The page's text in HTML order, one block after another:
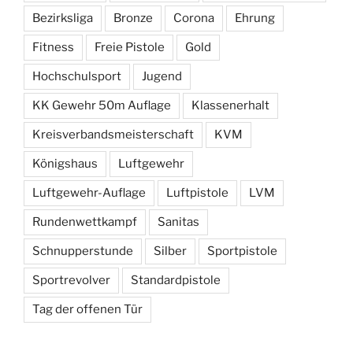
Bezirksliga Bronze Corona Ehrung
Fitness Freie Pistole Gold
Hochschulsport Jugend
KK Gewehr 50m Auflage Klassenerhalt
Kreisverbandsmeisterschaft KVM
Königshaus Luftgewehr
Luftgewehr-Auflage Luftpistole LVM
Rundenwettkampf Sanitas
Schnupperstunde Silber Sportpistole
Sportrevolver Standardpistole
Tag der offenen Tür